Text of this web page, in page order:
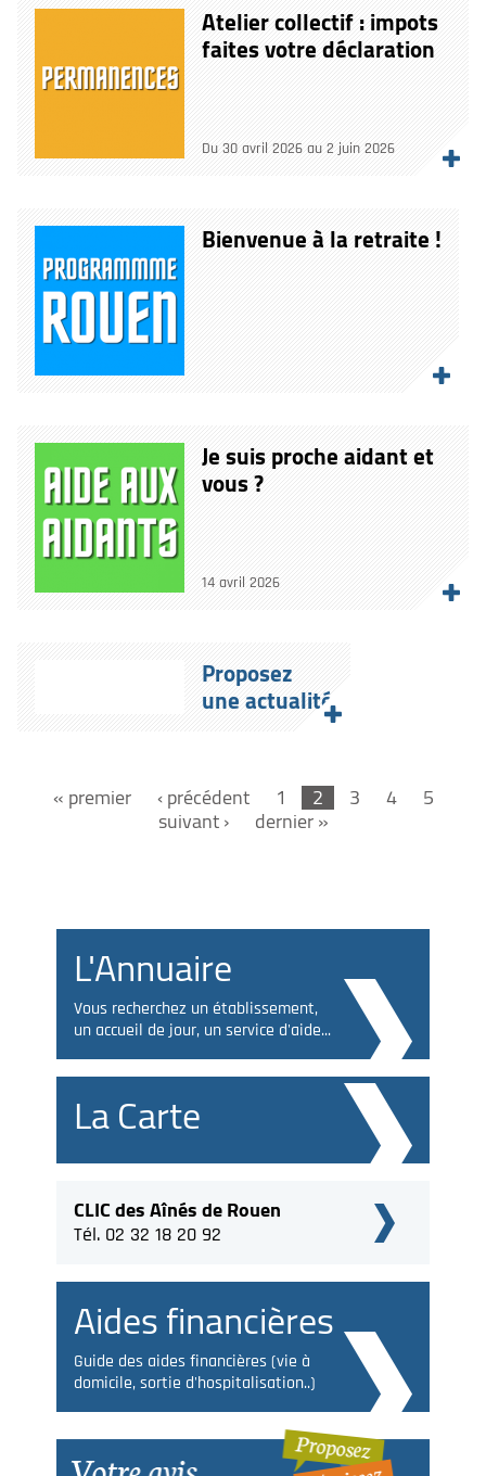
Atelier collectif : impots
faites votre déclaration
Du 30 avril 2026 au 2 juin 2026
Bienvenue à la retraite !
Je suis proche aidant et
vous ?
14 avril 2026
Proposez
une actualité
« premier ‹ précédent 1 2 3 4 5
suivant › dernier »
L'Annuaire
Vous recherchez un établissement,
un accueil de jour, un service d'aide...
La Carte
CLIC des Aînés de Rouen
Tél. 02 32 18 20 92
Aides financières
Guide des aides financières (vie à
domicile, sortie d'hospitalisation..)